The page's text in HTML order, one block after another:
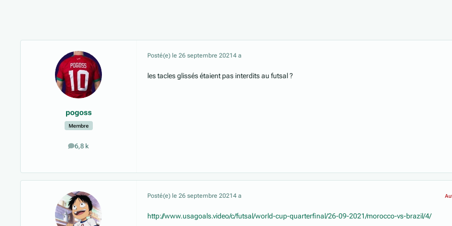
pogoss
Membre
6,8 k
messages
Posté(e) le 26 septembre 2021 4 a
les tacles glissés étaient pas interdits au futsal ?
Posté(e) le 26 septembre 2021 4 a
http://www.usagoals.video/c/futsal/world-cup-quarterfinal/26-09-2021/morocco-vs-brazil/4/